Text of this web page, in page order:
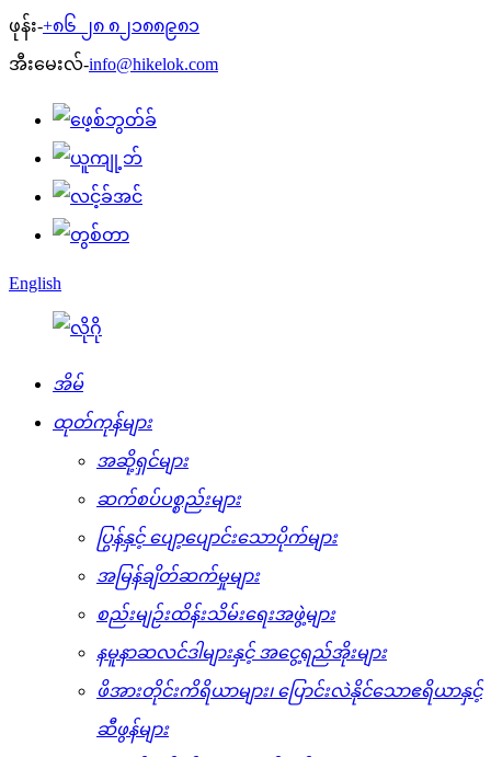
ဖုန်း-+၈၆ ၂၈ ၈၂၁၈၈၉၈၁
အီးမေးလ်-info@hikelok.com
English
အိမ်
ထုတ်ကုန်များ
အဆို့ရှင်များ
ဆက်စပ်ပစ္စည်းများ
ပြွန်နှင့် ပျော့ပျောင်းသောပိုက်များ
အမြန်ချိတ်ဆက်မှုများ
စည်းမျဉ်းထိန်းသိမ်းရေးအဖွဲ့များ
နမူနာဆလင်ဒါများနှင့် အငွေ့ရည်အိုးများ
ဖိအားတိုင်းကိရိယာများ၊ ပြောင်းလဲနိုင်သောဧရိယာနှင့်
ဆီဖွန်များ